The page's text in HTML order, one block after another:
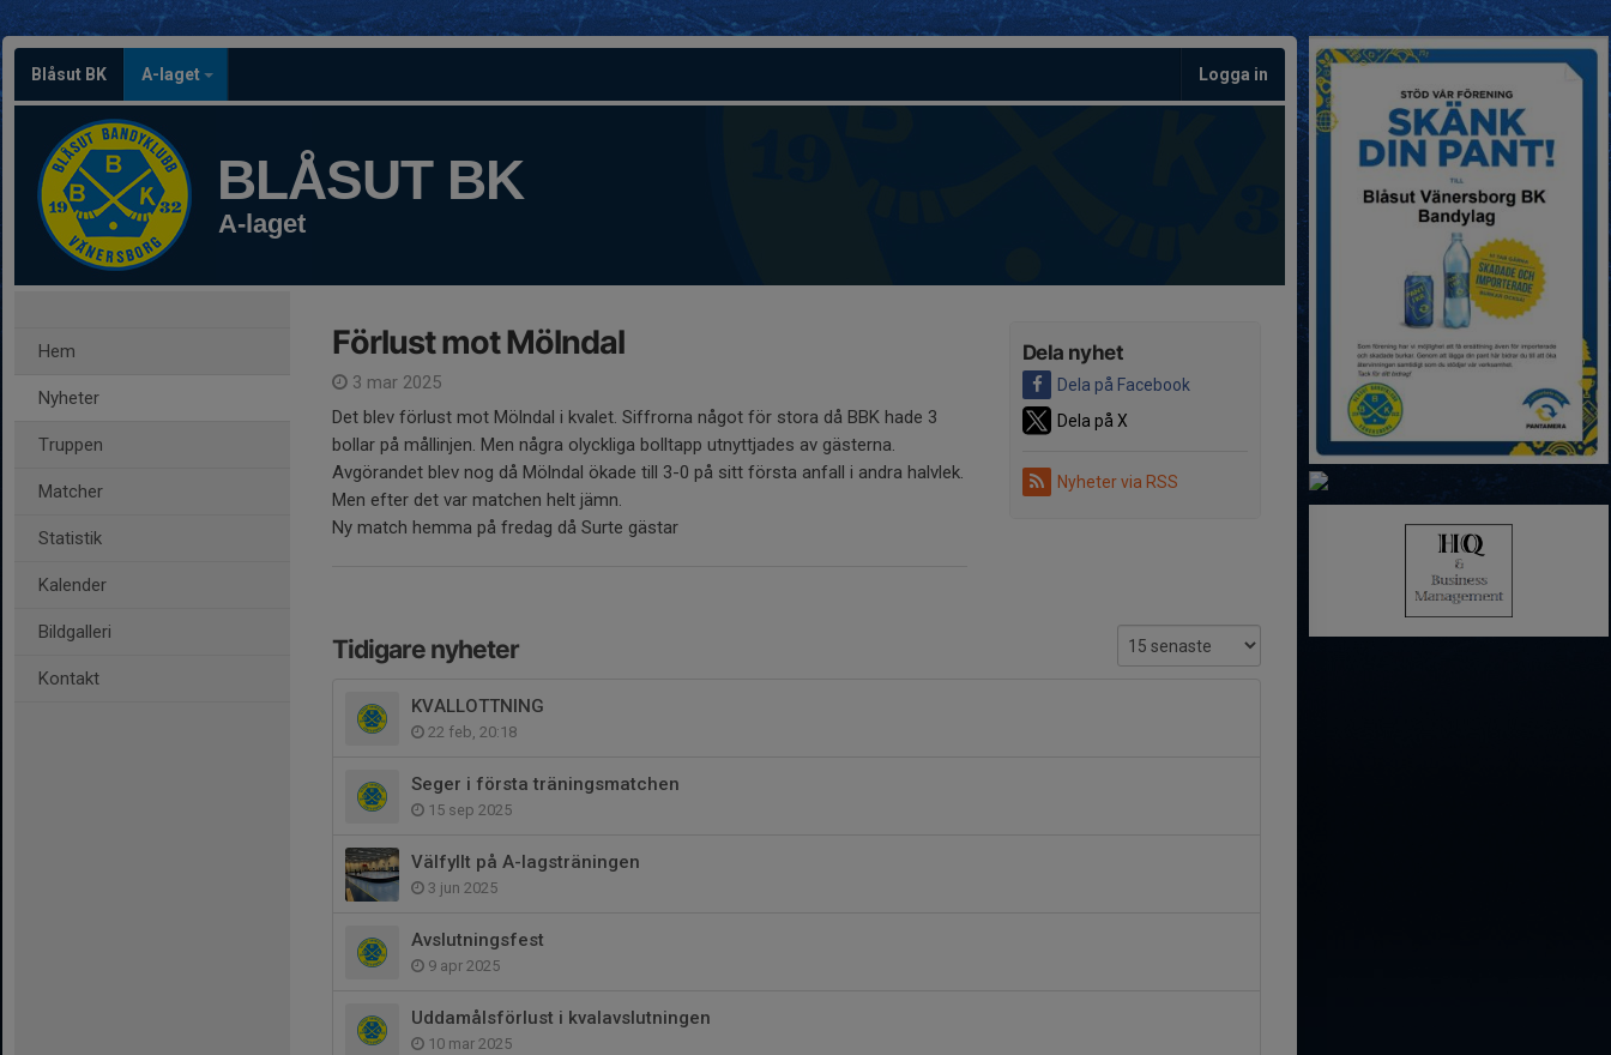
Blåsut BK A-laget Logga in
BLÅSUT BK
A-laget
Hem
Nyheter
Truppen
Matcher
Statistik
Kalender
Bildgalleri
Kontakt
Dela nyhet
Dela på Facebook
Dela på X
Nyheter via RSS
Förlust mot Mölndal
3 mar 2025
Det blev förlust mot Mölndal i kvalet. Siffrorna något för stora då BBK hade 3
bollar på mållinjen. Men några olyckliga bolltapp utnyttjades av gästerna.
Avgörandet blev nog då Mölndal ökade till 3-0 på sitt första anfall i andra halvlek.
Men efter det var matchen helt jämn.
Ny match hemma på fredag då Surte gästar
Tidigare nyheter
KVALLOTTNING
22 feb, 20:18
Seger i första träningsmatchen
15 sep 2025
Välfyllt på A-lagsträningen
3 jun 2025
Avslutningsfest
9 apr 2025
Uddamålsförlust i kvalavslutningen
10 mar 2025